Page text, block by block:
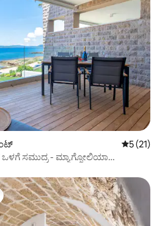
5 ರಲ್ಲಿ 5
5 (21)
ಸಮುದ್ರ - ಮ್ಯಾಗ್ನೋಲಿಯಾ